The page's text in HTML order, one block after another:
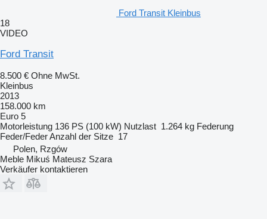
Ford Transit Kleinbus
18
VIDEO
Ford Transit
8.500 € Ohne MwSt.
Kleinbus
2013
158.000 km
Euro 5
Motorleistung 136 PS (100 kW) Nutzlast 1.264 kg Federung
Feder/FederAnzahl der Sitze 17
Polen, Rzgów
Meble Mikuś Mateusz Szara
Verkäufer kontaktieren